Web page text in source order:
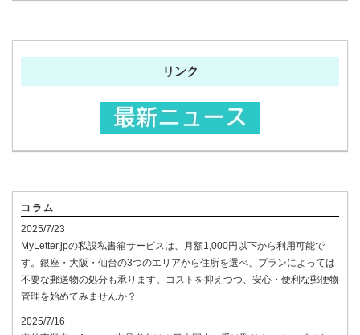
リンク
コラム
2025/7/23
MyLetter.jpの私設私書箱サービスは、月額1,000円以下から利用可能で
す。銀座・大阪・仙台の3つのエリアから住所を選べ、プランによっては
不要な郵送物の処分も承ります。コストを抑えつつ、安心・便利な郵便物
管理を始めてみませんか？
2025/7/16